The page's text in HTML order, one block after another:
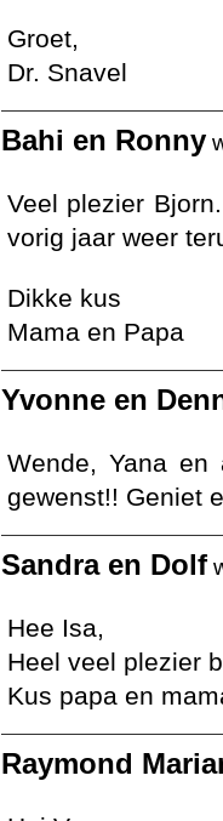
Groet,
Dr. Snavel
Bahi en Ronny
Veel plezier
vorig jaar weer
Dikke kus
Mama en Papa
Yvonne en
Wende, Yana
gewenst!! Geniet
Sandra en Dolf
Hee Isa,
Heel veel plezier
Kus papa en
Raymond